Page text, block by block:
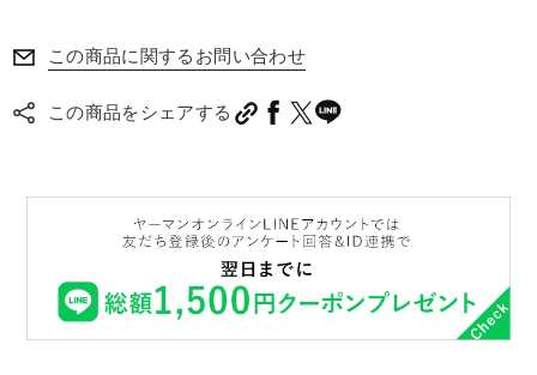
この商品に関するお問い合わせ
この商品をシェアする